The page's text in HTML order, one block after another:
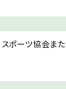
ポーツ協会ま